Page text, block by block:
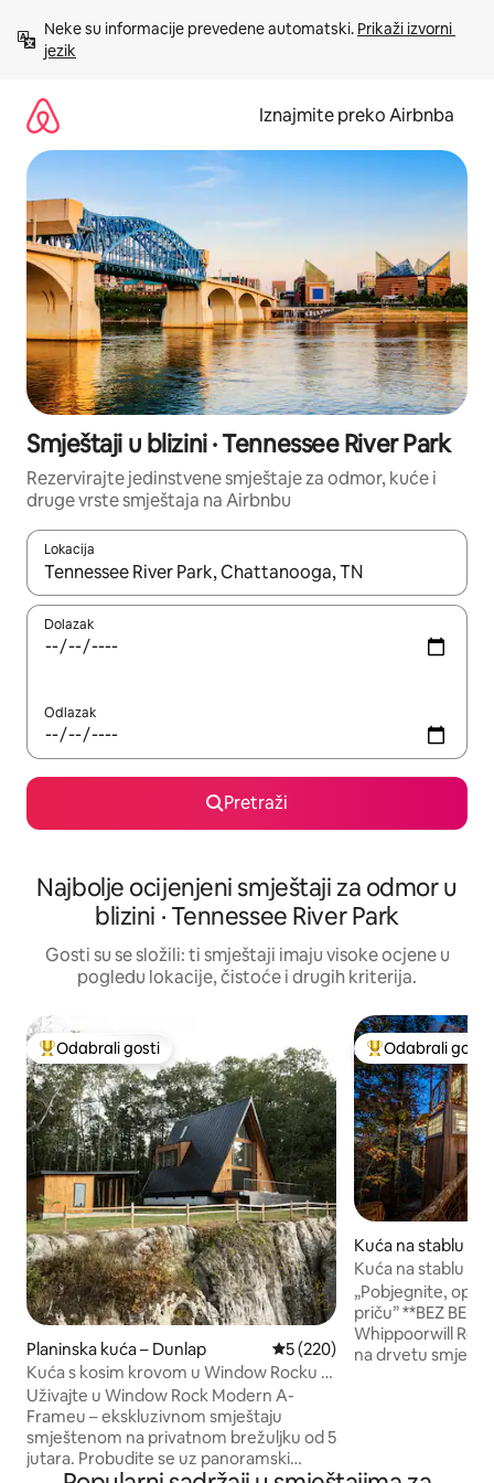
sadržaj
Neke su informacije prevedene automatski. Prikaži izvorni
jezik
Iznajmite preko Airbnba
Smještaji u blizini · Tennessee River Park
Rezervirajte jedinstvene smještaje za odmor, kuće i
druge vrste smještaja na Airbnbu
Lokacija
Kada budu dostupni rezultati, moći ćete ih pregledati
Dolazak
Odlazak
Pretraži
Najbolje ocijenjeni smještaji za odmor u
blizini · Tennessee River Park
Gosti su se složili: ti smještaji imaju visoke ocjene u
pogledu lokacije, čistoće i drugih kriterija.
Među najviše rangiranima s oznakom „Odabrali gosti”
Odabrali gosti
Planinska kuća – Dunlap Prosječna ocjena: 5/5,
5 (220)
Kuća s kosim krovom u Window Rocku |
Pogled na strminu, masažna kada, među
1 % najtraženijih
Uživajte u Window Rock Modern A-
Frameu – ekskluzivnom smještaju
smještenom na privatnom brežuljku od 5
jutara. Probudite se uz panoramski
Među najviše
Odabrali gosti
Kuća na stablu –
Kuća na stablu
„Pobjegnite,
priču” **BEZ
Whippoorwill
na drvetu